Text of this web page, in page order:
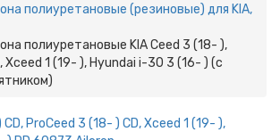
полиуретановые (резиновые) для KIA,
полиуретановые KIA Ceed 3 (18- ),
Xceed 1 (19- ), Hyundai i-30 3 (16- ) (с